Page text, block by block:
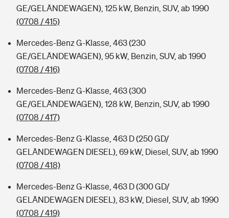
GE/GELÄNDEWAGEN), 125 kW, Benzin, SUV, ab 1990
(0708 / 415)
Mercedes-Benz G-Klasse, 463 (230
GE/GELÄNDEWAGEN), 95 kW, Benzin, SUV, ab 1990
(0708 / 416)
Mercedes-Benz G-Klasse, 463 (300
GE/GELÄNDEWAGEN), 128 kW, Benzin, SUV, ab 1990
(0708 / 417)
Mercedes-Benz G-Klasse, 463 D (250 GD/
GELÄNDEWAGEN DIESEL), 69 kW, Diesel, SUV, ab 1990
(0708 / 418)
Mercedes-Benz G-Klasse, 463 D (300 GD/
GELÄNDEWAGEN DIESEL), 83 kW, Diesel, SUV, ab 1990
(0708 / 419)